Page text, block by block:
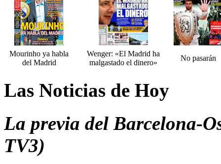
Mourinho ya habla
del Madrid
Wenger: «El Madrid ha
malgastado el dinero»
No pasarán
Las Noticias de Hoy
La previa del Barcelona-
TV3)